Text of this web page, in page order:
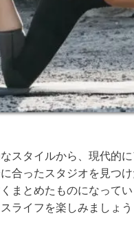
スタイルから、現代的
合ったスタジオを見つ
まとめたものになって
ライフを楽しみましょう